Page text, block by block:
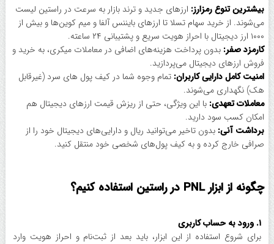
بیشترین تنوع رمزارز: ارز‌های جدید و ترند بازار به سرعت در راستین لیست
می‌شوند. از خرید سهام تسلا تا ارز‌های بایننس آلفا و میم کوین‌ها و بیش از
۱۰۰۰ ارز دیجیتال با احراز هویت سریع و پشتیبانی ۲۴ ساعته.
کارمزد صفر: بدون پرداخت هزینه‌های اضافی در معاملات میکری، به خرید و
فروش ارزهای دیجیتال می‌پردازید.
امنیت کامل دارایی کاربران: تمام وجوه شما در کیف پول های سرد (غیرقابل
هک) نگهداری می‌شوند.
معاملات تعهدی: با این ویژگی، حتی از ریزش قیمت ارزهای دیجیتال هم
امکان کسب سود دارید.
برداشت آنی: بدون تاخیر می‌توانید ریال و دارایی‌های دیجیتال خود را از
صرافی خارج کرده و به کیف پول‌های شخصی خود منتقل کنید.
چگونه از ابزار PNL در راستین استفاده کنیم؟
۱. ورود به حساب کاربری
برای شروع استفاده از این ابزار، باید بعد از ثبت‌نام و احراز هویت وارد